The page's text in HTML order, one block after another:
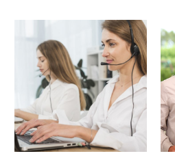
услуги для полного
посреднических
закупок Китай-Россия